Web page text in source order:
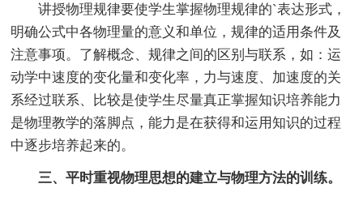
讲授物理规律要使学生掌握物理规律的`表达形式，
明确公式中各物理量的意义和单位，规律的适用条件及
注意事项。了解概念、规律之间的区别与联系，如：运
动学中速度的变化量和变化率，力与速度、加速度的关
系经过联系、比较是使学生尽量真正掌握知识培养能力
是物理教学的落脚点，能力是在获得和运用知识的过程
中逐步培养起来的。
三、平时重视物理思想的建立与物理方法的训练。